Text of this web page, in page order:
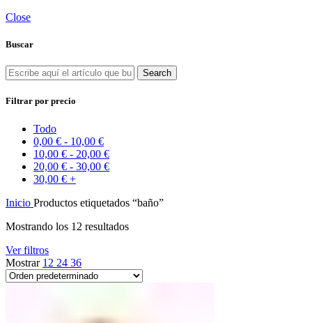
Close
Buscar
Search
Filtrar por precio
Todo
0,00 € - 10,00 €
10,00 € - 20,00 €
20,00 € - 30,00 €
30,00 € +
Inicio Productos etiquetados “baño”
Mostrando los 12 resultados
Ver filtros
Mostrar 12 24 36